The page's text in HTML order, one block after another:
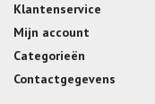
Klantenservice
Mijn account
Categorieën
Contactgegevens